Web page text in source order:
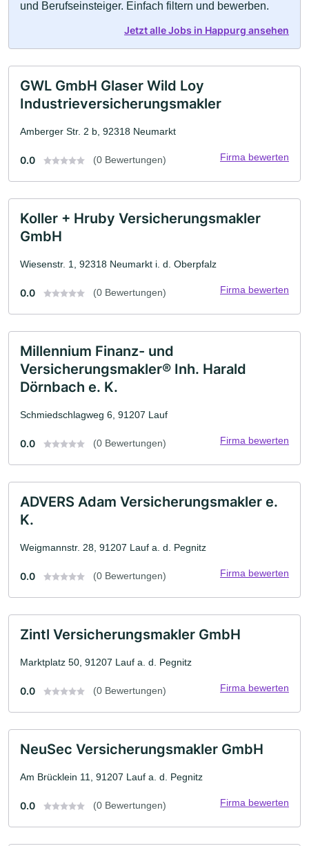
und Berufseinsteiger. Einfach filtern und bewerben.
Jetzt alle Jobs in Happurg ansehen
GWL GmbH Glaser Wild Loy
Industrieversicherungsmakler
Amberger Str. 2 b, 92318 Neumarkt
0.0 (0 Bewertungen) Firma bewerten
Koller + Hruby Versicherungsmakler
GmbH
Wiesenstr. 1, 92318 Neumarkt i. d. Oberpfalz
0.0 (0 Bewertungen) Firma bewerten
Millennium Finanz- und
Versicherungsmakler® Inh. Harald
Dörnbach e. K.
Schmiedschlagweg 6, 91207 Lauf
0.0 (0 Bewertungen) Firma bewerten
ADVERS Adam Versicherungsmakler e.
K.
Weigmannstr. 28, 91207 Lauf a. d. Pegnitz
0.0 (0 Bewertungen) Firma bewerten
Zintl Versicherungsmakler GmbH
Marktplatz 50, 91207 Lauf a. d. Pegnitz
0.0 (0 Bewertungen) Firma bewerten
NeuSec Versicherungsmakler GmbH
Am Brücklein 11, 91207 Lauf a. d. Pegnitz
0.0 (0 Bewertungen) Firma bewerten